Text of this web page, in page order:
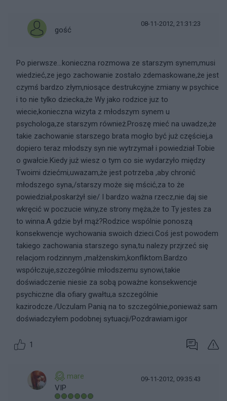
gość
08-11-2012, 21:31:23
Po pierwsze...konieczna rozmowa ze starszym synem,musi
wiedzieć,ze jego zachowanie zostało zdemaskowane,że jest
czymś bardzo złym,niosące destrukcyjne zmiany w psychice
i to nie tylko dziecka,że Wy jako rodzice juz to
wiecie,konieczna wizyta z młodszym synem u
psychologa,ze starszym również.Proszę mieć na uwadze,że
takie zachowanie starszego brata mogło być już częściej,a
dopiero teraz młodszy syn nie wytrzymał i powiedział Tobie
o gwałcie.Kiedy już wiesz o tym co sie wydarzyło między
Twoimi dziećmi,uwazam,że jest potrzeba ,aby chronić
młodszego syna,/starszy może się mścić,za to że
powiedział,poskarżył sie/ I bardzo ważna rzecz,nie daj sie
wkręcić w poczucie winy,ze strony męża,że to Ty jestes za
to winna.A gdzie był mąż?Rodzice wspólnie ponoszą
konsekwencje wychowania swoich dzieci.Coś jest powodem
takiego zachowania starszego syna,tu nalezy przjrzeć się
relacjom rodzinnym ,małżenskim,konfliktom.Bardzo
współczuje,szczególnie młodszemu synowi,takie
doświadczenie niesie za sobą poważne konsekwencje
psychiczne dla ofiary gwałtu,a szczególnie
kazirodcze./Uczulam Panią na to szczególnie,ponieważ sam
doświadczyłem podobnej sytuacji/Pozdrawiam.igor
1
mare
VIP
09-11-2012, 09:35:43